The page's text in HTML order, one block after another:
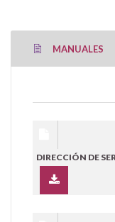
MANUALES
DIRECCIÓN DE